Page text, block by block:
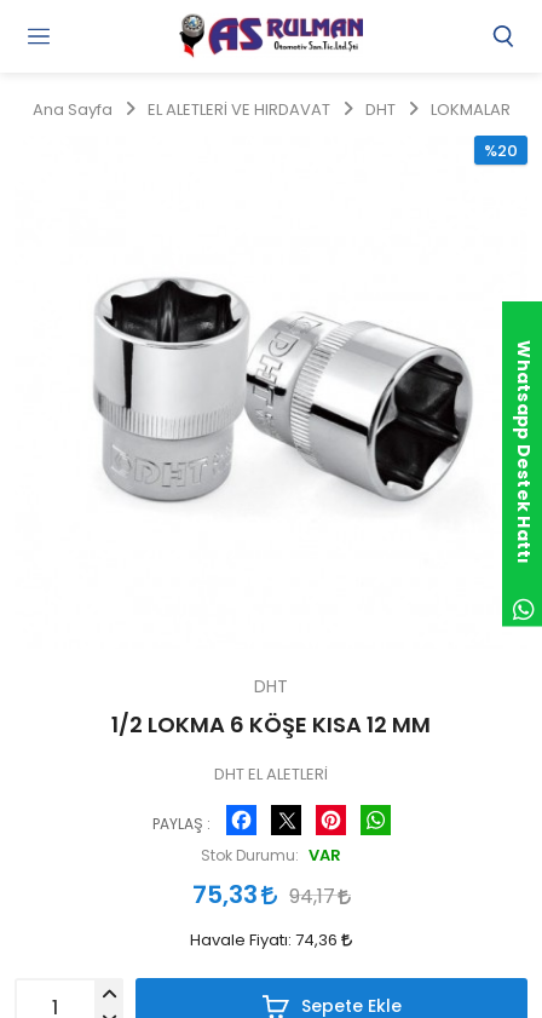
Ana Sayfa EL ALETLERİ VE HIRDAVAT DHT LOKMALAR
%20
DHT
1/2 LOKMA 6 KÖŞE KISA 12 MM
DHT EL ALETLERİ
PAYLAŞ :
Facebook Pinterest
Stok Durumu: VAR
75,33 94,17
Havale Fiyatı: 74,36
Sepete Ekle
Whatsapp Destek Hattı